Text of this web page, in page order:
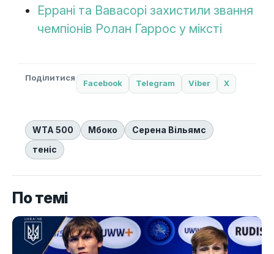
Еррані та Вавасорі захистили звання
чемпіонів Ролан Гаррос у міксті
Поділитися
Facebook Telegram Viber X
WTA 500 Мбоко
Серена Вільямс
теніс
По темі